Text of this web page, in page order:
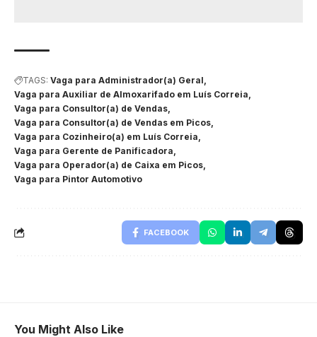
TAGS: Vaga para Administrador(a) Geral
Vaga para Auxiliar de Almoxarifado em Luís Correia
Vaga para Consultor(a) de Vendas
Vaga para Consultor(a) de Vendas em Picos
Vaga para Cozinheiro(a) em Luís Correia
Vaga para Gerente de Panificadora
Vaga para Operador(a) de Caixa em Picos
Vaga para Pintor Automotivo
FACEBOOK
You Might Also Like